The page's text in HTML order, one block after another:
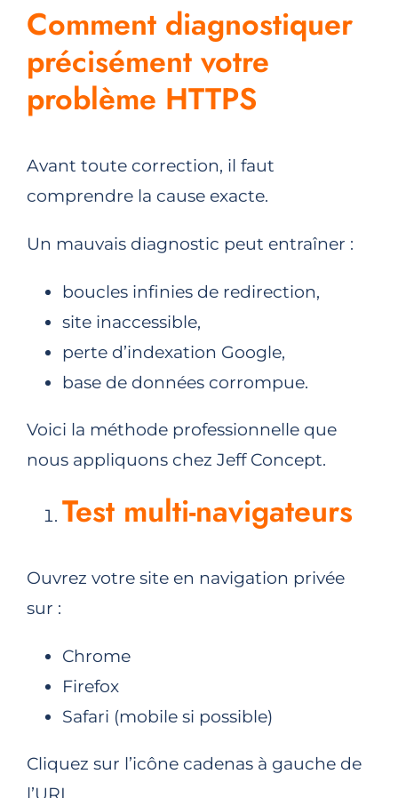
Comment diagnostiquer
précisément votre
problème HTTPS
Avant toute correction, il faut
comprendre la cause exacte.
Un mauvais diagnostic peut entraîner :
boucles infinies de redirection,
site inaccessible,
perte d’indexation Google,
base de données corrompue.
Voici la méthode professionnelle que
nous appliquons chez Jeff Concept.
Test multi-navigateurs
Ouvrez votre site en navigation privée
sur :
Chrome
Firefox
Safari (mobile si possible)
Cliquez sur l’icône cadenas à gauche de